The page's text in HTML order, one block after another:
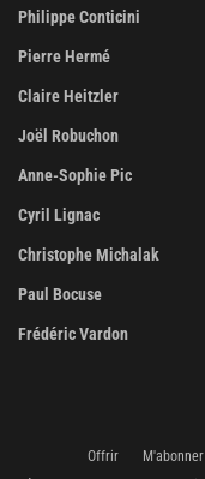
Philippe Conticini
Pierre Hermé
Claire Heitzler
Joël Robuchon
Anne-Sophie Pic
Cyril Lignac
Christophe Michalak
Paul Bocuse
Frédéric Vardon
Offrir M'abonner